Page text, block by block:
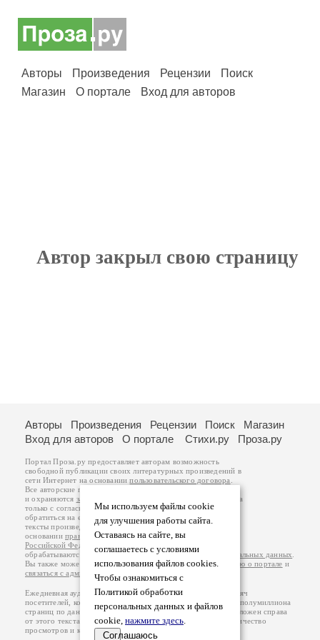
Авторы Произведения Рецензии
Поиск
Магазин
О портале Вход для авторов
Автор закрыл свою страницу
Мы используем файлы cookie
для улучшения работы сайта.
Оставаясь на сайте, вы
соглашаетесь с условиями
использования файлов cookies.
Чтобы ознакомиться с
Политикой обработки
персональных данных и файлов
cookie, нажмите здесь.
Соглашаюсь
Авторы Произведения Рецензии Поиск
Магазин
Вход для авторов
О портале Стихи.ру Проза.ру
Портал Проза.ру предоставляет авторам возможность
свободной публикации своих литературных произведений в
сети Интернет на основаниипользовательского договора
Все авторские права на произведения принадлежат авторам
и охраняются законом
. Перепечатка произведений возможна
только с согласия его автора, к которому вы можете
обратиться на его авторской странице. Ответственность за
тексты произведений авторы несут самостоятельно на
основанииправил публикацииизаконодательства
Российской Федерации
обрабатываются на основанииПолитики обработки персональных данных
Вы также можете посмотреть более подробнуюинформацию о портале и
связаться с администрацией
Ежедневная аудитория портала Проза.ру – порядка 100 тысяч
посетителей, которые в общей сумме просматривают более полумиллиона
страниц по данным счетчика посещаемости, который расположен справа
от этого текста. В каждой графе указано по две цифры: количество
просмотров и количество посетителей.